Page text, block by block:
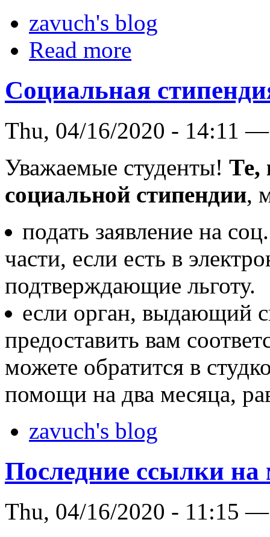
zavuch's blog
Read more
Социальная
Thu, 04/16/2020 - 14:11
Уважаемые студенты! Те,
социальной стипендии,
подать заявление на
части, если есть в
подтверждающие льготу.
если орган, выдающий
предоставить вам
можете обратится в
помощи на два месяца,
zavuch's blog
Последние ссылки
Thu, 04/16/2020 - 11:15